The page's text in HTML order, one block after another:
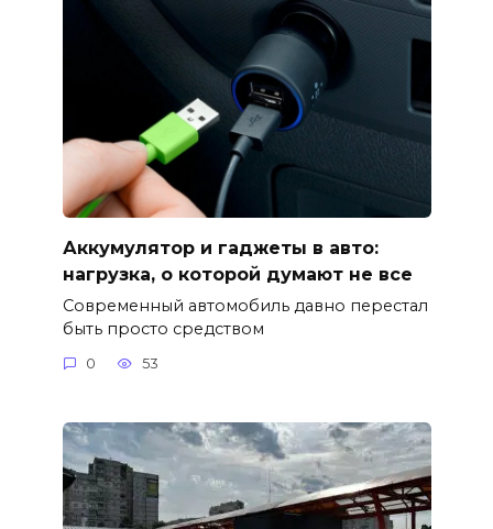
Аккумулятор и гаджеты в авто:
нагрузка, о которой думают не все
Современный автомобиль давно перестал
быть просто средством
0 53